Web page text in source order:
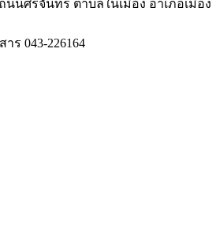
นนศรีจันทร์ ตำบลในเมือง อำเภอเมือง
าร 043-226164